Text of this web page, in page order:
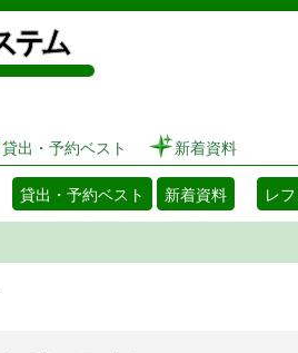
図書館 蔵書検索・予約シス
貸出・予約ベスト 新着資料
貸出・予約ベスト 新着資料 レ